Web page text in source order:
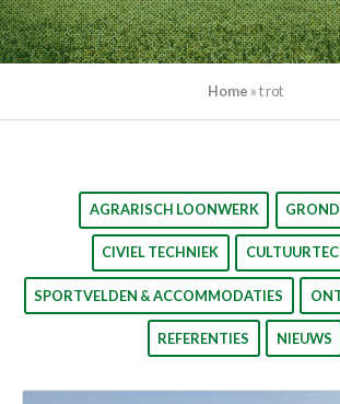
Home »t rot
AGRARISCH LOONWERK
CIVIEL TECHNIEK
SPORTVELDEN & ACCOMMODATIES
REFERENTIES NIEUWS